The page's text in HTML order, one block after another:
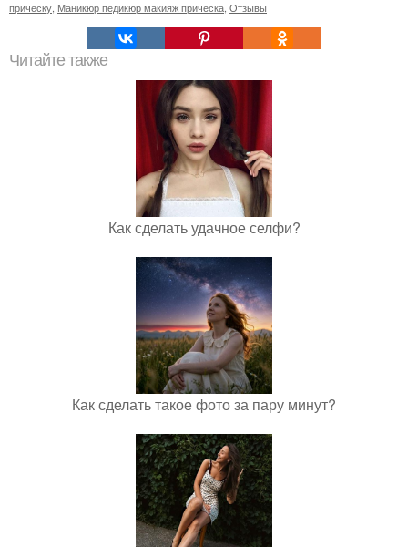
прическу Маникюр педикюр макияж прическа Отзывы
Читайте также
Как сделать удачное селфи?
Как сделать такое фото за пару минут?